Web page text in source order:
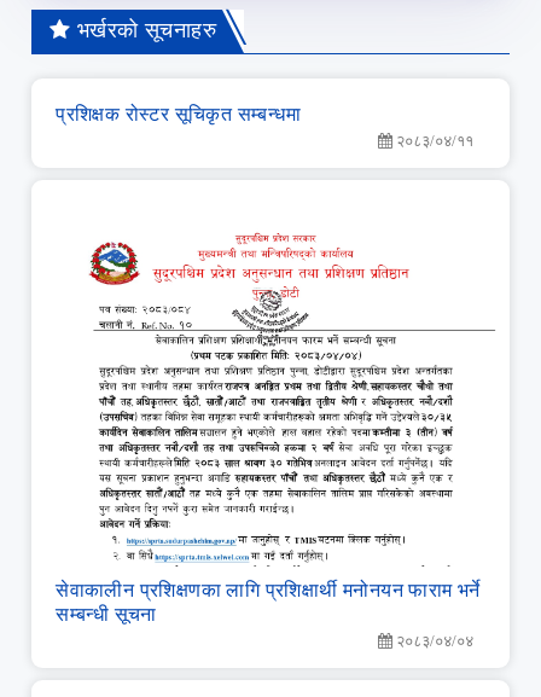
भर्खरको सूचनाहरु
प्रशिक्षक रोस्टर सूचिकृत सम्बन्धमा
२०८३/०४/११
सेवाकालीन प्रशिक्षणका लागि प्रशिक्षार्थी मनोनयन फाराम भर्ने
सम्बन्धी सूचना
२०८३/०४/०४